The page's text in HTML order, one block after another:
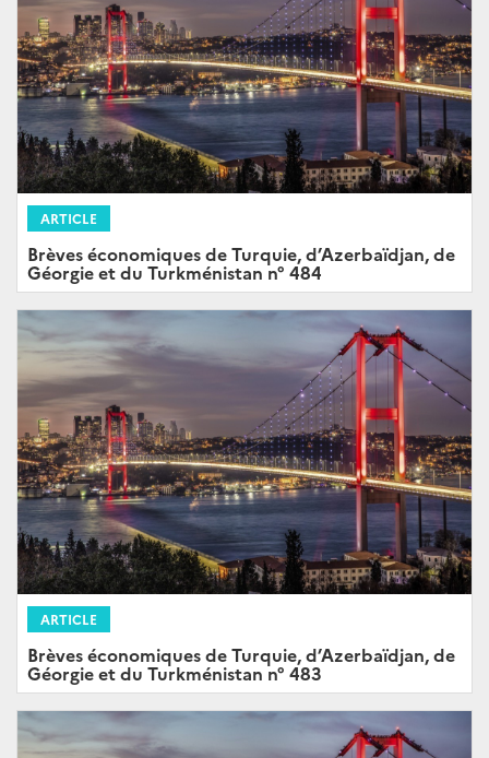
ARTICLE
Brèves économiques de Turquie, d’Azerbaïdjan, de
Géorgie et du Turkménistan n° 484
ARTICLE
Brèves économiques de Turquie, d’Azerbaïdjan, de
Géorgie et du Turkménistan n° 483